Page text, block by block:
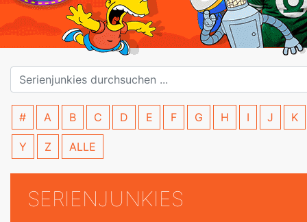
# A B C D E F G H I J K
Y Z ALLE
SERIENJUNKIES